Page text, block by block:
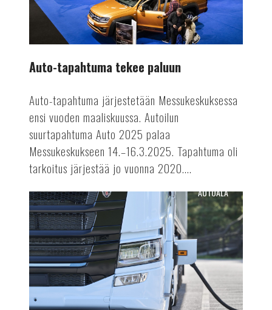
Auto-tapahtuma tekee paluun
Auto-tapahtuma järjestetään Messukeskuksessa
ensi vuoden maaliskuussa. Autoilun
suurtapahtuma Auto 2025 palaa
Messukeskukseen 14.–16.3.2025. Tapahtuma oli
tarkoitus järjestää jo vuonna 2020....
Terästä
sähkörekoilla
AUTOALA